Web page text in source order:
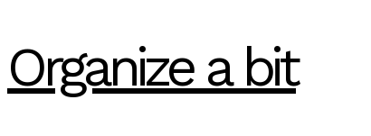
Organize a bit